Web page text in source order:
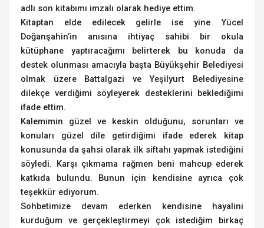
adlı son kitabımı imzalı olarak hediye ettim.
Kitaptan elde edilecek gelirle ise yine Yücel
Doğanşahin’in anısına ihtiyaç sahibi bir okula
kütüphane yaptıracağımı belirterek bu konuda da
destek olunması amacıyla başta Büyükşehir Belediyesi
olmak üzere Battalgazi ve Yeşilyurt Belediyesine
dilekçe verdiğimi söyleyerek desteklerini beklediğimi
ifade ettim.
Kalemimin güzel ve keskin olduğunu, sorunları ve
konuları güzel dile getirdiğimi ifade ederek kitap
konusunda da şahsi olarak ilk siftahı yapmak istediğini
söyledi. Karşı çıkmama rağmen beni mahcup ederek
katkıda bulundu. Bunun için kendisine ayrıca çok
teşekkür ediyorum.
Sohbetimize devam ederken kendisine hayalini
kurduğum ve gerçekleştirmeyi çok istediğim birkaç